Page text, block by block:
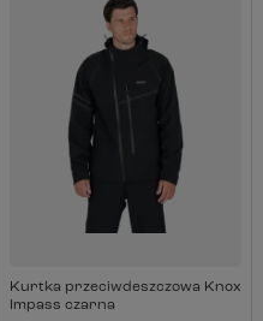
Kurtka przeciwdeszczowa Knox
Impass czarna